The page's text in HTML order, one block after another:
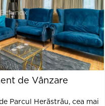
de Vânzare
Parcul Herăstrău, cea mai